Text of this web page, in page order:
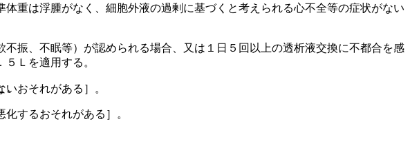
おそれがある］。
するおそれがある］。
重は浮腫がなく、細胞外液の過剰に基づくと考えられる心不全等の症状がない
振、不眠等）が認められる場合、又は１日５回以上の透析液交換に不都合を感
Ｌを適用する。
。